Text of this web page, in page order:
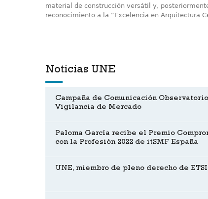
material de construcción versátil y,
reconocimiento a la “Excelencia en Arquitectura
Noticias UNE
Campaña de Comunicación Observatorio
Vigilancia de Mercado
Paloma García recibe el Premio
con la Profesión 2022 de itSMF España
UNE, miembro de pleno derecho de ETSI